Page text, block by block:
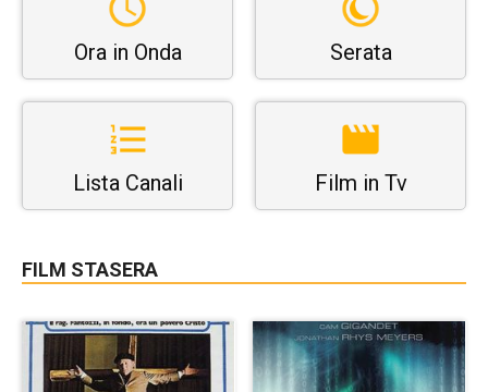
Ora in Onda Serata
Lista Canali Film in Tv
FILM STASERA